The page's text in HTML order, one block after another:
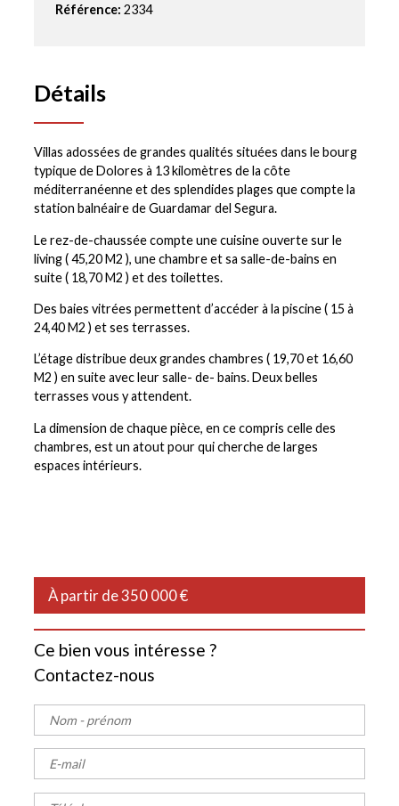
Référence:2334
Détails
Villas adossées de grandes qualités situées dans le bourg
typique de Dolores à 13 kilomètres de la côte
méditerranéenne et des splendides plages que compte la
station balnéaire de Guardamar del Segura.
Le rez-de-chaussée compte une cuisine ouverte sur le
living ( 45,20 M2 ), une chambre et sa salle-de-bains en
suite ( 18,70 M2 ) et des toilettes.
Des baies vitrées permettent d’accéder à la piscine ( 15 à
24,40 M2 ) et ses terrasses.
L’étage distribue deux grandes chambres ( 19,70 et 16,60
M2 ) en suite avec leur salle- de- bains. Deux belles
terrasses vous y attendent.
La dimension de chaque pièce, en ce compris celle des
chambres, est un atout pour qui cherche de larges
espaces intérieurs.
À partir de 350 000 €
Ce bien vous intéresse ?
Contactez-nous